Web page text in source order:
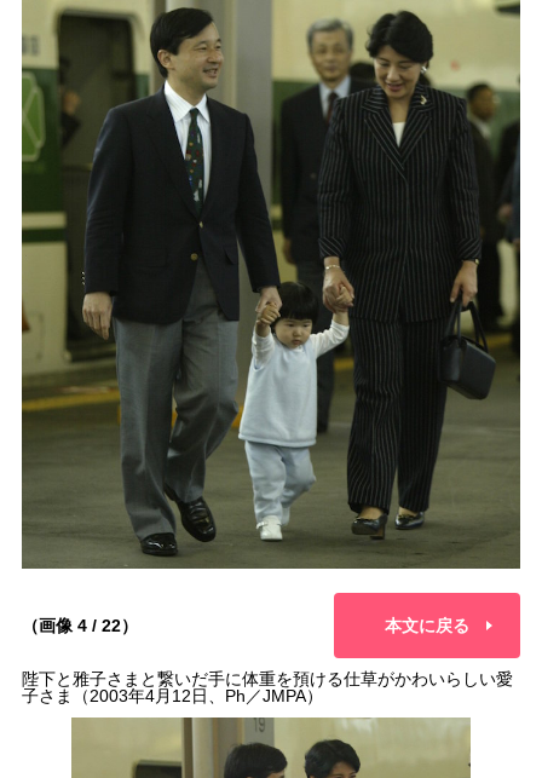
（画像 4 / 22） 本文に戻る
陛下と雅子さまと繋いだ手に体重を預ける仕草がかわいらしい愛
子さま（2003年4月12日、Ph／JMPA）